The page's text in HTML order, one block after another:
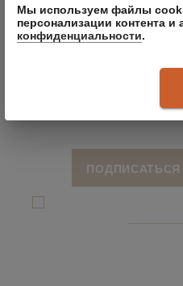
Мы используем файлы
персонализации контента
конфиденциальности.